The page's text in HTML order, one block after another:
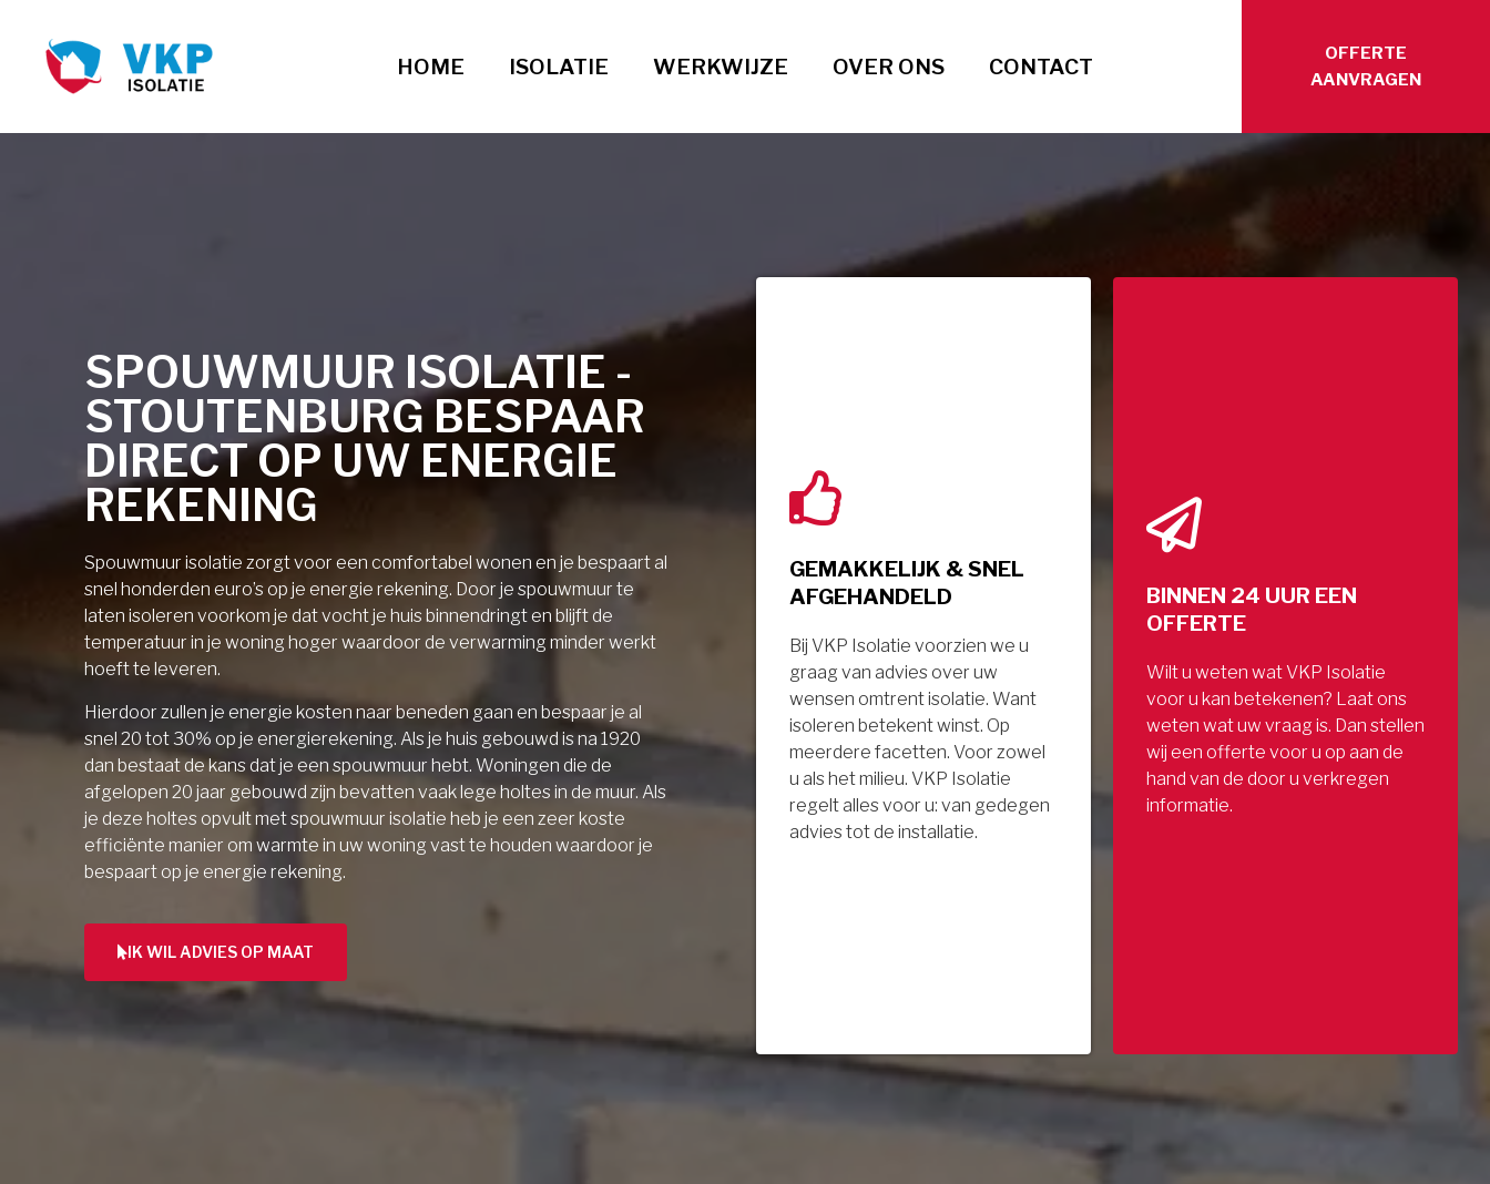
HOME ISOLATIE WERKWIJZE OVER ONS CONTACT
OFFERTE
AANVRAGEN
SPOUWMUUR ISOLATIE -
STOUTENBURG BESPAAR
DIRECT OP UW ENERGIE
REKENING
Spouwmuur isolatie zorgt voor een comfortabel wonen en je bespaart al
snel honderden euro’s op je energie rekening. Door je spouwmuur te
laten isoleren voorkom je dat vocht je huis binnendringt en blijft de
temperatuur in je woning hoger waardoor de verwarming minder werkt
hoeft te leveren.
Hierdoor zullen je energie kosten naar beneden gaan en bespaar je al
snel 20 tot 30% op je energierekening. Als je huis gebouwd is na 1920
dan bestaat de kans dat je een spouwmuur hebt. Woningen die de
afgelopen 20 jaar gebouwd zijn bevatten vaak lege holtes in de muur. Als
je deze holtes opvult met spouwmuur isolatie heb je een zeer koste
efficiënte manier om warmte in uw woning vast te houden waardoor je
bespaart op je energie rekening.
IK WIL ADVIES OP MAAT
GEMAKKELIJK & SNEL
AFGEHANDELD
Bij VKP Isolatie voorzien we u
graag van advies over uw
wensen omtrent isolatie. Want
isoleren betekent winst. Op
meerdere facetten. Voor zowel
u als het milieu. VKP Isolatie
regelt alles voor u: van gedegen
advies tot de installatie.
BINNEN 24 UUR EEN
OFFERTE
Wilt u weten wat VKP Isolatie
voor u kan betekenen? Laat ons
weten wat uw vraag is. Dan stellen
wij een offerte voor u op aan de
hand van de door u verkregen
informatie.